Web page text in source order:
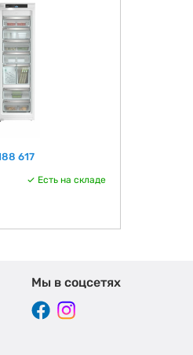
617
Есть на складе
Мы в соцсетях